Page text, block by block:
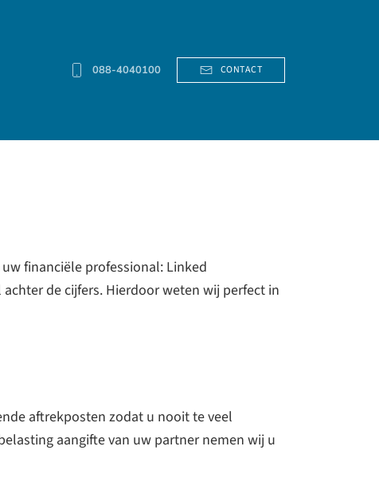
088-4040100 CONTACT
financiële professional: Linked
de cijfers. Hierdoor weten wij perfect in
aftrekposten zodat u nooit te veel
aangifte van uw partner nemen wij u